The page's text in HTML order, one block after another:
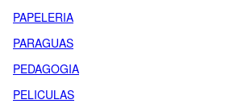
PAPELERIA
PARAGUAS
PEDAGOGIA
PELICULAS